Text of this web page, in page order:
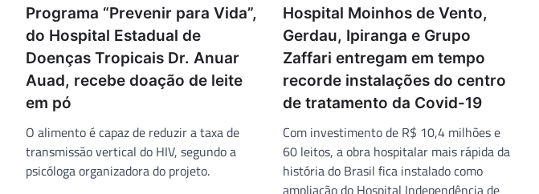
Programa “Prevenir para Vida”,
do Hospital Estadual de
Doenças Tropicais Dr. Anuar
Auad, recebe doação de leite
em pó
O alimento é capaz de reduzir a taxa de
transmissão vertical do HIV, segundo a
psicóloga organizadora do projeto.
Hospital Moinhos de Vento,
Gerdau, Ipiranga e Grupo
Zaffari entregam em tempo
recorde instalações do centro
de tratamento da Covid-19
Com investimento de R$ 10,4 milhões e
60 leitos, a obra hospitalar mais rápida da
história do Brasil fica instalado como
ampliação do Hospital Independência de